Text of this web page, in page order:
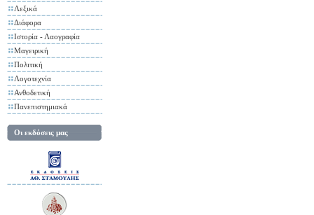
Λεξικά
Διάφορα
Ιστορία - Λαογραφία
Μαγειρική
Πολιτική
Λογοτεχνία
Ανθοδετική
Πανεπιστημιακά
Οι εκδόσεις μας